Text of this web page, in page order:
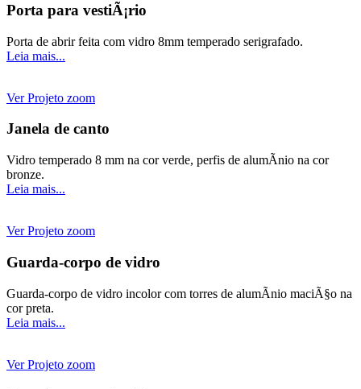
Porta para vestiÃ¡rio
Porta de abrir feita com vidro 8mm temperado serigrafado.
Leia mais...
Ver Projeto zoom
Janela de canto
Vidro temperado 8 mm na cor verde, perfis de alumÃ­nio na cor
bronze.
Leia mais...
Ver Projeto zoom
Guarda-corpo de vidro
Guarda-corpo de vidro incolor com torres de alumÃ­nio maciÃ§o na
cor preta.
Leia mais...
Ver Projeto zoom